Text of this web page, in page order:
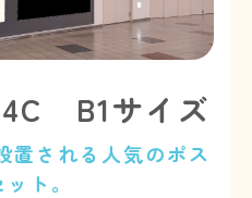
B1サイズ
置される人気のポス
ト。